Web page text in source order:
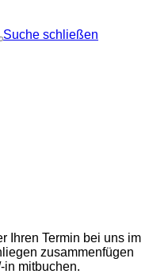
Suche schließen
Ihren Termin bei uns im
zusammenfügen
in mitbuchen.